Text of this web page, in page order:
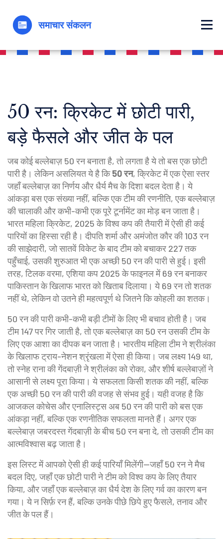
50 रन: क्रिकेट में छोटी पारी,
बड़े फैसले और जीत के पल
जब कोई बल्लेबाज़ 50 रन बनाता है, तो लगता है ये तो बस एक छोटी
पारी है। लेकिन असलियत ये है कि50 रन,क्रिकेट में एक ऐसा स्तर
जहाँ बल्लेबाज़ का निर्णय और धैर्य मैच के दिशा बदल देता है । ये
आंकड़ा बस एक संख्या नहीं, बल्कि एक टीम की रणनीति, एक बल्लेबाज़
की चालाकी और कभी-कभी एक पूरे टूर्नामेंट का मोड़ बन जाता है।
भारत महिला क्रिकेट, 2025 के विश्व कप की तैयारी में ऐसी ही कई
पारियों का हिस्सा रही है । दीपति शर्मा और अमंजोत कौर की 103 रन
की साझेदारी, जो सातवें विकेट के बाद टीम को बचाकर 227 तक
पहुँचाई, उसकी शुरुआत भी एक अच्छी 50 रन की पारी से हुई। इसी
तरह,टिलक वरमा,एशिया कप 2025 के फाइनल में 69 रन बनाकर
पाकिस्तान के खिलाफ भारत को खिताब दिलाया। ये 69 रन तो शतक
नहीं थे, लेकिन वो उतने ही महत्वपूर्ण थे जितने कि कोहली का शतक।
50 रन की पारी कभी-कभी बड़ी टीमों के लिए भी बचाव होती है। जब
टीम 147 पर गिर जाती है, तो एक बल्लेबाज़ का 50 रन उसकी टीम के
लिए एक आशा का दीपक बन जाता है। भारतीय महिला टीम ने श्रीलंका
के खिलाफ ट्राय-नेशन श्रृंखला में ऐसा ही किया। जब लक्ष्य 149 था,
तो स्नेह राना की गेंदबाज़ी ने श्रीलंका को रोका, और शीर्ष बल्लेबाज़ों ने
आसानी से लक्ष्य पूरा किया। ये सफलता किसी शतक की नहीं, बल्कि
एक अच्छी 50 रन की पारी की वजह से संभव हुई। यही वजह है कि
आजकल कोचेस और एनालिस्ट्स अब 50 रन की पारी को बस एक
आंकड़ा नहीं, बल्कि एक रणनीतिक सफलता मानते हैं। अगर एक
बल्लेबाज़ जबरदस्त गेंदबाज़ी के बीच 50 रन बना दे, तो उसकी टीम का
आत्मविश्वास बढ़ जाता है।
इस लिस्ट में आपको ऐसी ही कई पारियाँ मिलेंगी—जहाँ 50 रन ने मैच
बदल दिए, जहाँ एक छोटी पारी ने टीम को विश्व कप के लिए तैयार
किया, और जहाँ एक बल्लेबाज़ का धैर्य देश के लिए गर्व का कारण बन
गया। ये न सिर्फ़ रन हैं, बल्कि उनके पीछे छिपे हुए फैसले, तनाव और
जीत के पल हैं।